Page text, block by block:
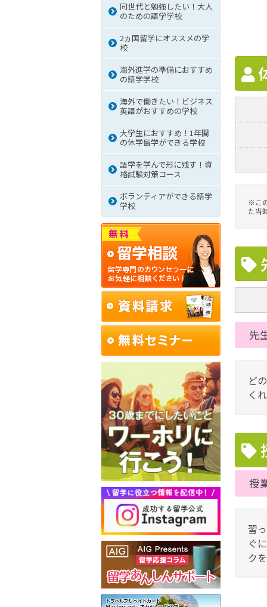
※こ
た当
先
ど
く
授
習
ぐ
ク
同世代と勉強したい！大人
のための語学学校
2ヵ国留学にオススメの学
校
海外進学の準備におすすめ
の語学学校
海外で働きたい！ビジネス
英語がおすすめの学校
大学生におすすめ！1年間
の休学留学ができる学校
語学を学んで形に残す！資
格試験対策コース
ボランティアができる語学
学校